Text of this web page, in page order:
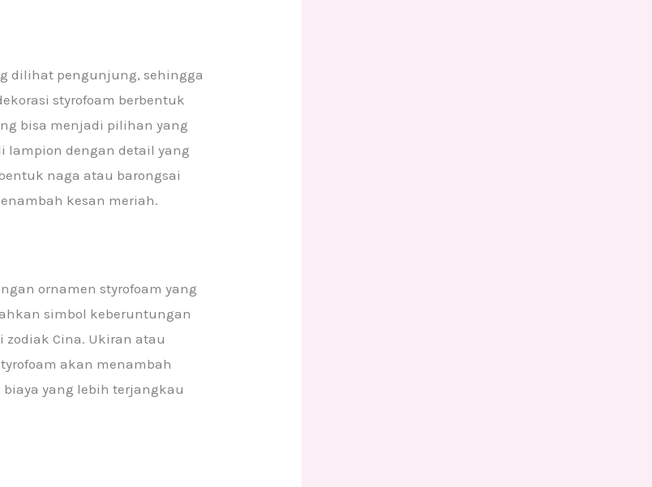
dilihat pengunjung, sehingga
styrofoam berbentuk
bisa menjadi pilihan yang
lampion dengan detail yang
naga atau barongsai
kesan meriah.
ornamen styrofoam yang
simbol keberuntungan
Cina. Ukiran atau
akan menambah
yang lebih terjangkau